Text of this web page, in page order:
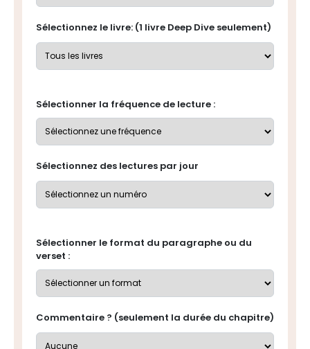
Sélectionnez le livre: (1 livre Deep Dive seulement)
Sélectionner la fréquence de lecture :
Sélectionnez des lectures par jour
Sélectionner le format du paragraphe ou du
verset :
Commentaire ? (seulement la durée du chapitre)